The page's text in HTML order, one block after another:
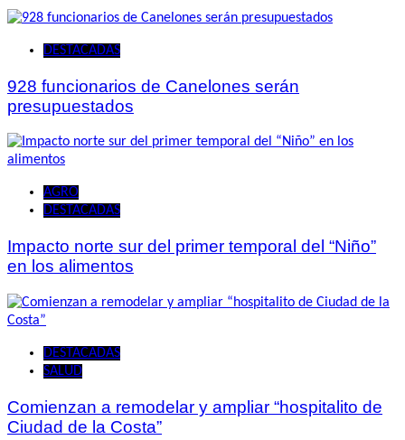
DESTACADAS
928 funcionarios de Canelones serán
presupuestados
AGRO
DESTACADAS
Impacto norte sur del primer temporal del “Niño”
en los alimentos
DESTACADAS
SALUD
Comienzan a remodelar y ampliar “hospitalito de
Ciudad de la Costa”